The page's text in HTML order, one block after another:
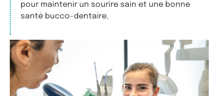
pour maintenir un sourire sain et une bonne
santé bucco-dentaire.